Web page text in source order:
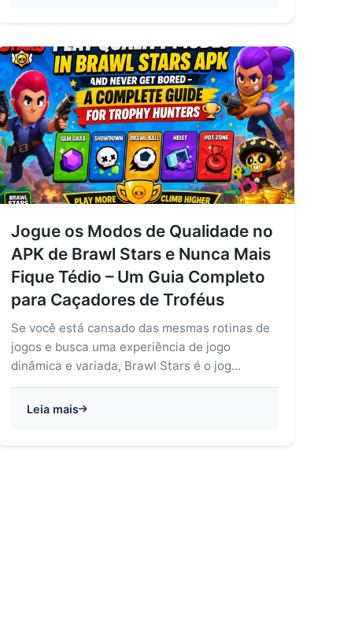
Jogue os Modos de Qualidade no
APK de Brawl Stars e Nunca Mais
Fique Tédio – Um Guia Completo
para Caçadores de Troféus
Se você está cansado das mesmas rotinas de
jogos e busca uma experiência de jogo
dinâmica e variada, Brawl Stars é o jog...
Leia mais